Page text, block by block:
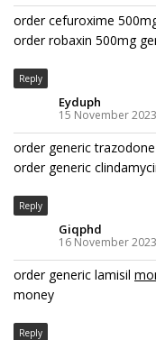
order cefuroxime
order robaxin 500mg
Reply
Eyduph
15 November
order generic
order generic
Reply
Giqphd
16 November
order generic lamisil
money
Reply